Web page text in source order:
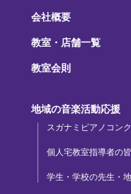
会社概要
教室・店舗一覧
教室会則
地域の音楽活動応援
スガナミピアノコン
個人宅教室指導者の
学生・学校の先生・